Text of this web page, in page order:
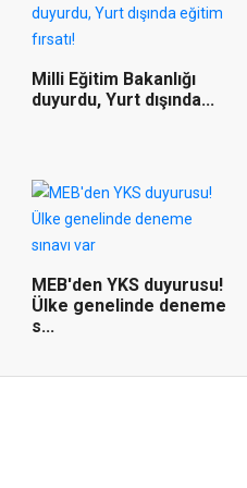
Milli Eğitim Bakanlığı
duyurdu, Yurt dışında...
MEB'den YKS duyurusu!
Ülke genelinde deneme
s...